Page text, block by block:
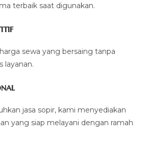
terbaik saat digunakan.
sewa yang bersaing tanpa
layanan.
jasa sopir, kami menyediakan
yang siap melayani dengan ramah